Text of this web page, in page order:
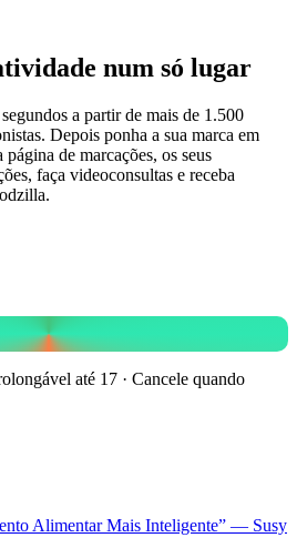
num só lugar
a partir de mais de 1.500
Depois ponha a sua marca em
de marcações, os seus
faça videoconsultas e receba
até 17 · Cancele quando
Alimentar Mais Inteligente” — Susy